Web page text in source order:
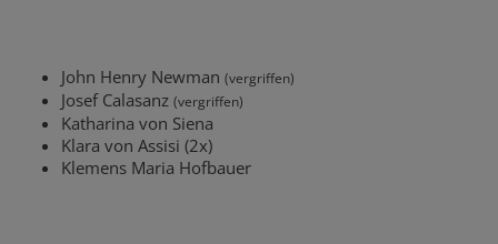
John Henry Newman (vergriffen)
Josef Calasanz (vergriffen)
Katharina von Siena
Klara von Assisi (2x)
Klemens Maria Hofbauer